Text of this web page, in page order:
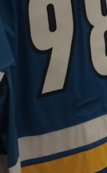
Амур